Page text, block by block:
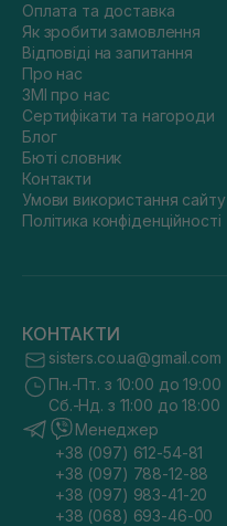
Оплата та доставка
Як зробити замовлення
Відповіді на запитання
Про нас
ЗМІ про нас
Сертифікати та нагороди
Блог
Бюті словник
Контакти
Умови використання сайту
Політика конфіденційності
КОНТАКТИ
sisters.co.ua@gmail.com
Пн.-Пт. з 10:00 до 19:00
Сб.-Нд. з 11:00 до 18:00
Менеджер
+38 (097) 612-54-81
+38 (097) 788-12-88
+38 (097) 983-41-20
+38 (068) 693-46-00